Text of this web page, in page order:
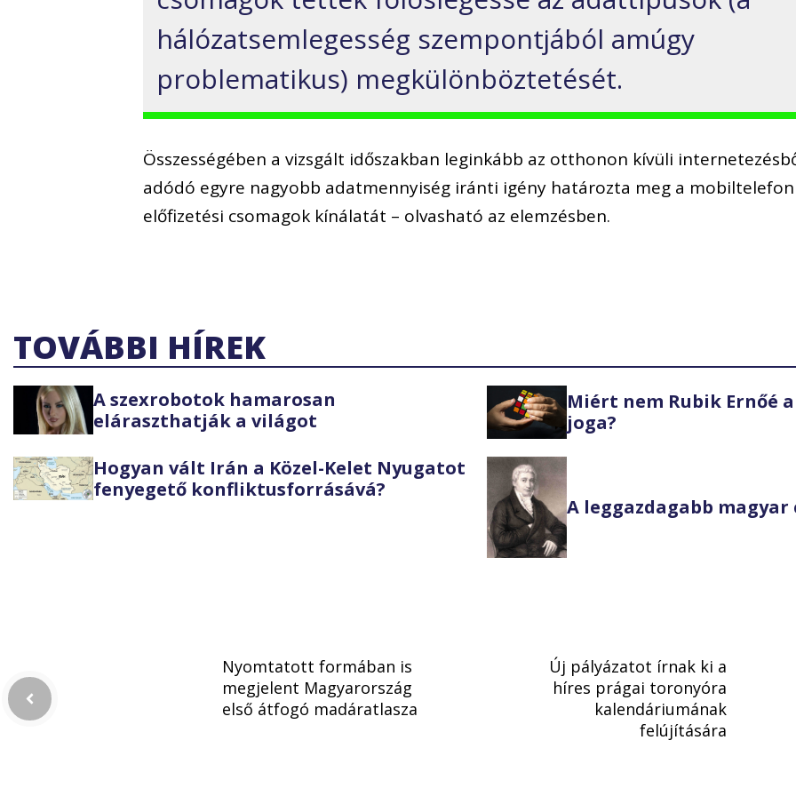
hálózatsemlegesség szempontjából amúgy
problematikus) megkülönböztetését.
Összességében a vizsgált időszakban leginkább az otthonon kívüli
adódó egyre nagyobb adatmennyiség iránti igény határozta meg a mobiltelefon
előfizetési csomagok kínálatát – olvasható az elemzésben.
TOVÁBBI HÍREK
A szexrobotok hamarosan
eláraszthatják a világot
Miért nem Rubik Ernőé
joga?
Hogyan vált Irán a Közel-Kelet Nyugatot
fenyegető konfliktusforrásává?
A leggazdagabb magyar
Nyomtatott formában is
megjelent Magyarország
első átfogó madáratlasza
Új pályázatot írnak ki a
híres prágai toronyóra
kalendáriumának
felújítására